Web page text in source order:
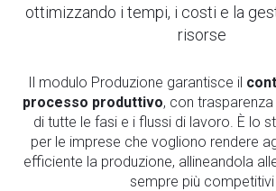
ottimizzando i tempi, i costi e la
risorse
Il modulo Produzione garantisce il
processo produttivo, con
di tutte le fasi e i flussi di lavoro. È lo
per le imprese che vogliono rendere
efficiente la produzione, allineandola
sempre più competitivi